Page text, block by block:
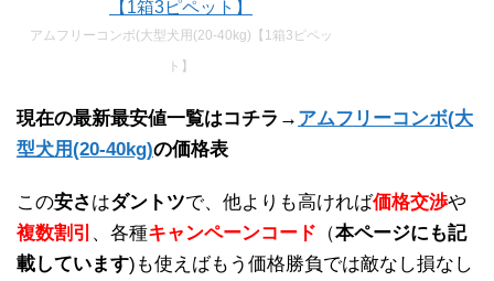
アムフリーコンボ(大型犬用(20-40kg)【1箱3ピペッ
ト】
現在の最新最安値一覧はコチラ→ アムフリーコンボ(大
型犬用(20-40kg)の価格表
この安さはダントツで、他よりも高ければ価格交渉や
複数割引 、各種キャンペーンコード （本ページにも記
載しています)も使えばもう価格勝負では敵なし損なし